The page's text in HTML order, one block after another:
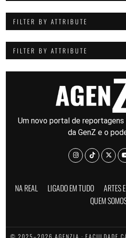
FILTER BY ATTRIBUTE
FILTER BY ATTRIBUTE
Um novo portal de
da GenZ e o
NA REAL LIGADO EM TUDO ARTES
QUEM
© 2025–2026 AGENZIA · FACULDADE